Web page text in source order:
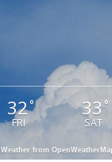
32°
FRI
33 °
SAT
Weather from